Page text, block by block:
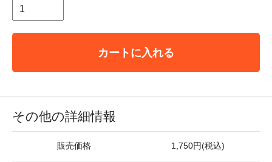
カートに入れる
その他の詳細情報
販売価格 1,750円(税込)